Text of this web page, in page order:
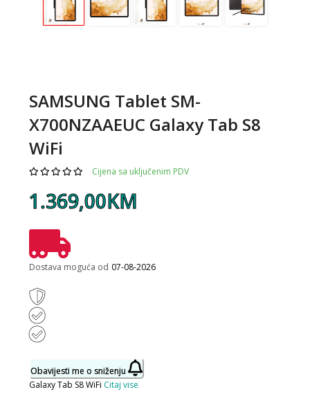
SAMSUNG Tablet SM-
X700NZAAEUC Galaxy Tab S8
WiFi
Cijena sa uključenim PDV
1.369,00KM
Dostava moguća od 07-08-2026
Obavijesti me o sniženju
Galaxy Tab S8 WiFi Citaj vise